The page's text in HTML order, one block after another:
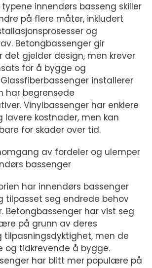
typene innendørs basseng skiller
på flere måter, inkludert
og
Betongbassenger gir
det gjelder design, men krever
for å bygge og
installerer
har begrensede
Vinylbassenger har enklere
lavere kostnader, men kan
for skader over tid.
av fordeler og ulemper
bassenger
har innendørs bassenger
tilpasset seg endrede behov
Betongbassenger har vist seg
på grunn av deres
tilpasningsdyktighet, men de
og tidkrevende å bygge.
har blitt mer populære på